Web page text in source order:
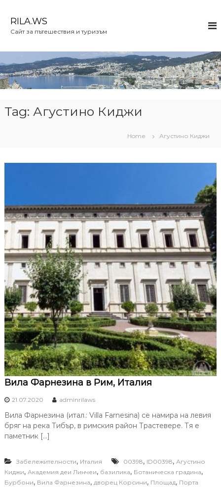
c
o
n
RILA.WS
Сайт за пътешествия и туризъм
Tag: Агустино Киджи
Home Агустино Киджи
Вила Фарнезина в Рим, Италия
21.07.2020 adminrilaws
Вила Фарнезина (итал.: Villa Farnesina) се намира на левия
бряг на река Тибър, в римския район Трастевере. Тя е
паметник […]
Забележителности, Италия 00398, ID00398, Агустино
Киджи, Академия деи Линчеи, базилика, Ботаническа градина,
Бурбони, Вила Фарнезина, дворец Корсини, Площад, Порта